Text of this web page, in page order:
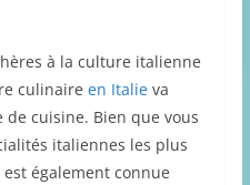
à la culture italienne
culinaire en Italieva
de cuisine. Bien que vous
italiennes les plus
également connue